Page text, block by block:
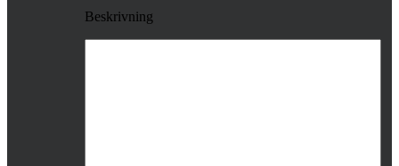
Beskrivning